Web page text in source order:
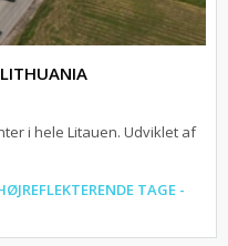
i hele Litauen. Udviklet af
TAGE -